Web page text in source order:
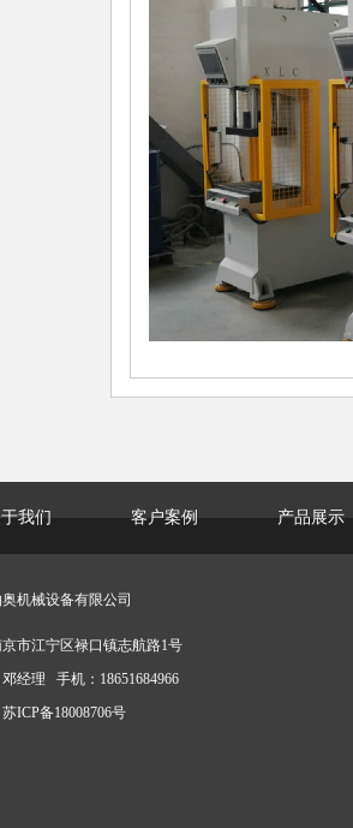
我们 客户案例 产品展示
机械设备有限公司
市江宁区禄口镇志航路1号
经理 手机：18651684966
苏ICP备18008706号